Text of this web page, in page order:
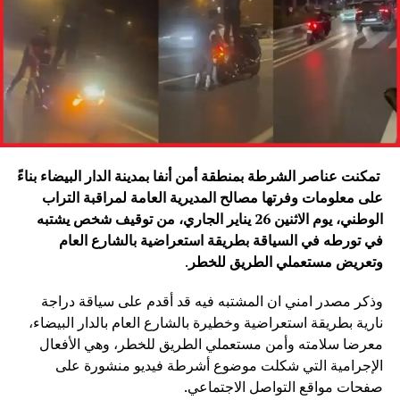
تمكنت عناصر الشرطة بمنطقة أمن أنفا بمدينة الدار البيضاء بناءً
على معلومات وفرتها مصالح المديرية العامة لمراقبة التراب
الوطني، يوم الاثنين 26 يناير الجاري، من توقيف شخص يشتبه
في تورطه في السياقة بطريقة استعراضية بالشارع العام
وتعريض مستعملي الطريق للخطر .
وذكر مصدر امني ان المشتبه فيه قد أقدم على سياقة دراجة
نارية بطريقة استعراضية وخطيرة بالشارع العام بالدار البيضاء،
معرضا سلامته وأمن مستعملي الطريق للخطر، وهي الأفعال
الإجرامية التي شكلت موضوع أشرطة فيديو منشورة على
صفحات مواقع التواصل الاجتماعي.